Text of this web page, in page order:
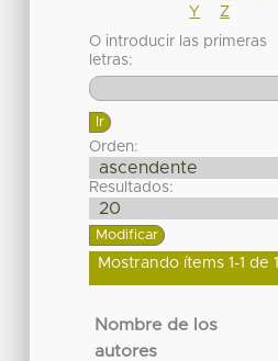
Y
Z
O introducir las primeras
letras:
Orden:
Resultados:
Mostrando ítems 1-1 de 1
Nombre de los
autores